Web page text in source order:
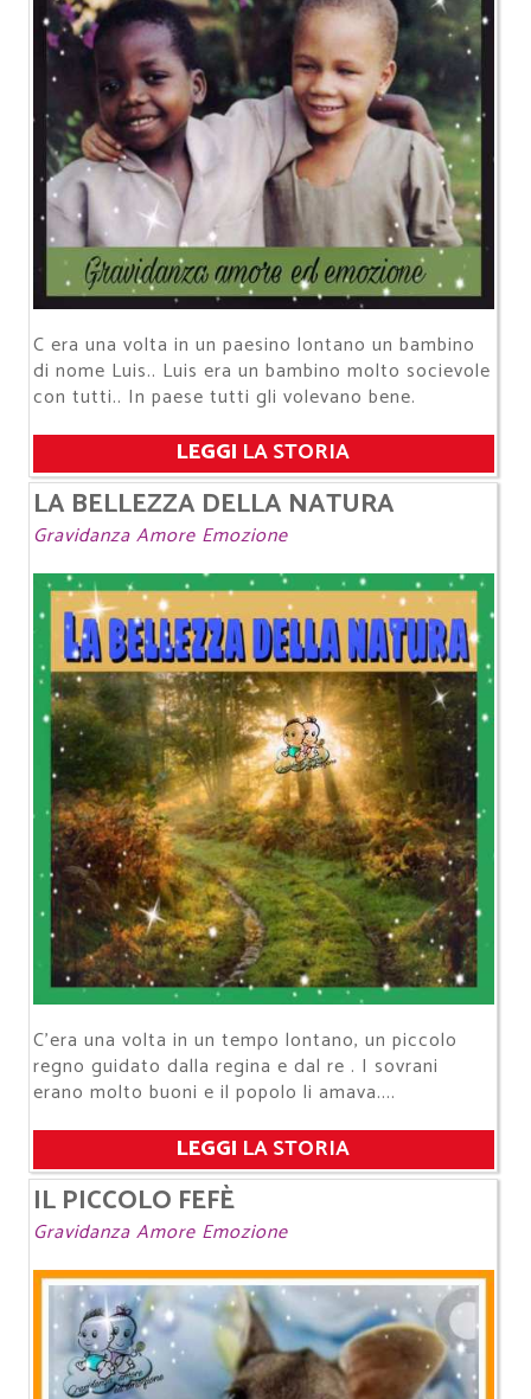
​​​​​​​C era una volta in un paesino lontano un bambino
di nome Luis.. Luis era un bambino molto socievole
con tutti.. In paese tutti gli volevano bene.
LEGGI LA STORIA
LA BELLEZZA DELLA NATURA
Gravidanza Amore Emozione
C'era una volta in un tempo lontano, un piccolo
regno guidato dalla regina e dal re . I sovrani
erano molto buoni e il popolo li amava....
LEGGI LA STORIA
IL PICCOLO FEFÈ
Gravidanza Amore Emozione